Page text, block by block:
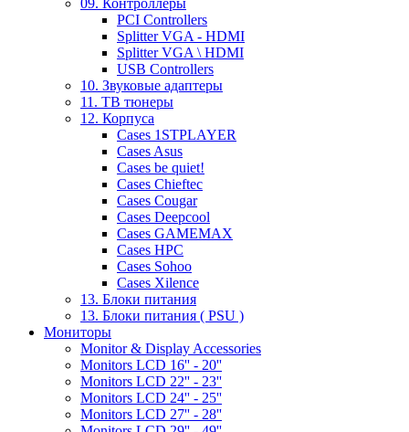
09. Контроллеры
PCI Controllers
Splitter VGA - HDMI
Splitter VGA \ HDMI
USB Controllers
10. Звуковые адаптеры
11. ТВ тюнеры
12. Корпуса
Cases 1STPLAYER
Cases Asus
Cases be quiet!
Cases Chieftec
Cases Cougar
Cases Deepcool
Cases GAMEMAX
Cases HPC
Cases Sohoo
Cases Xilence
13. Блоки питания
13. Блоки питания ( PSU )
Мониторы
Monitor & Display Accessories
Monitors LCD 16'' - 20''
Monitors LCD 22'' - 23''
Monitors LCD 24'' - 25''
Monitors LCD 27'' - 28''